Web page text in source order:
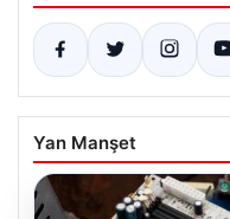
Yan Manşet